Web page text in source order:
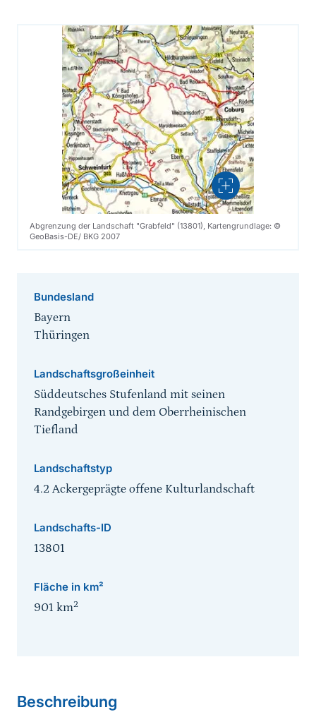
Vergrößern
Abgrenzung der Landschaft "Grabfeld" (13801), Kartengrundlage: ©
GeoBasis-DE/ BKG 2007
Bundesland
Bayern
Thüringen
Landschaftsgroßeinheit
Süddeutsches Stufenland mit seinen
Randgebirgen und dem Oberrheinischen
Tiefland
Landschaftstyp
4.2 Ackergeprägte offene Kulturlandschaft
Landschafts-ID
13801
Fläche in km²
901 km2
Beschreibung